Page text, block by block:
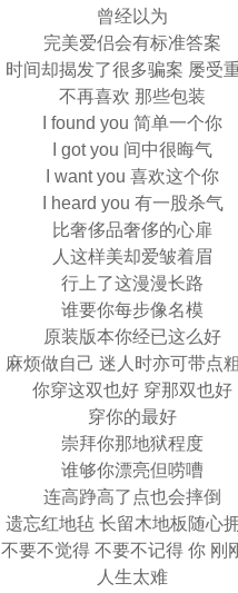
曾经以为
完美爱侣会有标准答案
时间却揭发了很多骗案 屡受
不再喜欢 那些包装
I found you 简单一个你
I got you 间中很晦气
I want you 喜欢这个你
I heard you 有一股杀气
比奢侈品奢侈的心扉
人这样美却爱皱着眉
行上了这漫漫长路
谁要你每步像名模
原装版本你经已这么好
麻烦做自己 迷人时亦可带点
你穿这双也好 穿那双也好
穿你的最好
崇拜你那地狱程度
谁够你漂亮但唠嘈
连高踭高了点也会摔倒
遗忘红地毡 长留木地板随心
不要不觉得 不要不记得 你 刚
人生太难